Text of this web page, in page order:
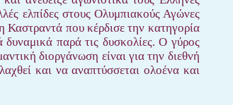
ελπίδες στους Ολυμπιακούς Αγώνες
Καστραντά που κέρδισε την κατηγορία
παρά τις δυσκολίες. Ο γύρος
διοργάνωση είναι για την διεθνή
και να αναπτύσσεται ολοένα και